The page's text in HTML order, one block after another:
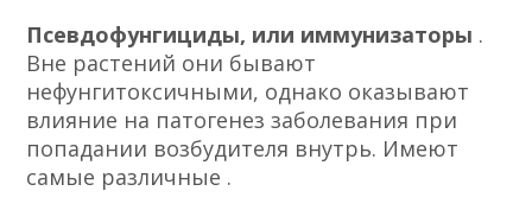
Псевдофунгициды, или иммунизаторы .
Вне растений они бывают
нефунгитоксичными, однако оказывают
влияние на патогенез заболевания при
попадании возбудителя внутрь. Имеют
самые различные .